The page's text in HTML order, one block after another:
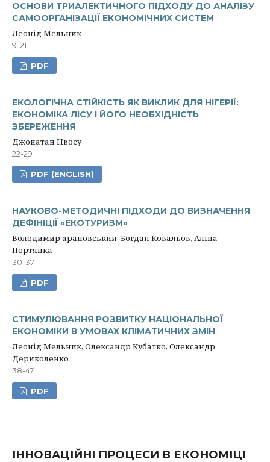
ОСНОВИ ТРИАЛЕКТИЧНОГО ПІДХОДУ ДО АНАЛІЗУ
САМООРГАНІЗАЦІЇ ЕКОНОМІЧНИХ СИСТЕМ
Леонід Мельник
9-21
PDF
ЕКОЛОГІЧНА СТІЙКІСТЬ ЯК ВИКЛИК ДЛЯ НІГЕРІЇ:
ЕКОНОМІКА ЛІСУ І ЙОГО НЕОБХІДНІСТЬ
ЗБЕРЕЖЕННЯ
Джонатан Нвосу
22-29
PDF (ENGLISH)
НАУКОВО-МЕТОДИЧНІ ПІДХОДИ ДО ВИЗНАЧЕННЯ
ДЕФІНІЦІЇ «ЕКОТУРИЗМ»
Володимир арановський, Богдан Ковальов, Аліна
Портянка
30-37
PDF
СТИМУЛЮВАННЯ РОЗВИТКУ НАЦІОНАЛЬНОЇ
ЕКОНОМІКИ В УМОВАХ КЛІМАТИЧНИХ ЗМІН
Леонід Мельник, Олександр Кубатко, Олександр
Дериколенко
38-47
PDF
ІННОВАЦІЙНІ ПРОЦЕСИ В ЕКОНОМІЦІ